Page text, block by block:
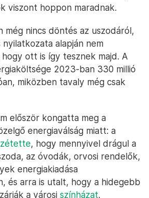
viszont hoppon maradnak.
még nincs döntés az uszodáról,
alapján nem
ott is így tesznek majd. A
2023-ban 330 millió
miközben tavaly még csak
először kongatta meg a
energiaválság miatt: a
, hogy mennyivel drágul a
az óvodák, orvosi rendelők,
energiakiadása
és arra is utalt, hogy a hidegebb
a városi színházat.